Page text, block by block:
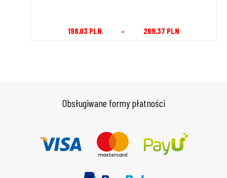
198,03 PLN – 269,37 PLN
Obsługiwane formy płatności